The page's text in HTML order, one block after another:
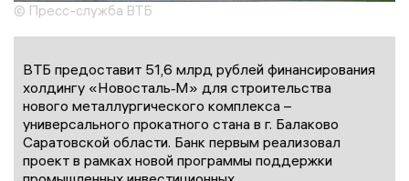
© Пресс-служба ВТБ
ВТБ предоставит 51,6 млрд рублей финансирования
холдингу «Новосталь‑М» для строительства
нового металлургического комплекса –
универсального прокатного стана в г. Балаково
Саратовской области. Банк первым реализовал
проект в рамках новой программы поддержки